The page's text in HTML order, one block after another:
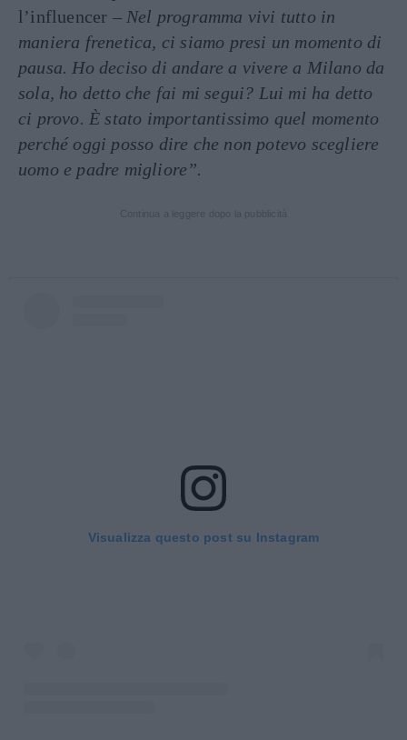
l’influencer – Nel programma vivi tutto in
maniera frenetica, ci siamo presi un momento di
pausa. Ho deciso di andare a vivere a Milano da
sola, ho detto che fai mi segui? Lui mi ha detto
ci provo. È stato importantissimo quel momento
perché oggi posso dire che non potevo scegliere
uomo e padre migliore”.
Visualizza questo post su Instagram